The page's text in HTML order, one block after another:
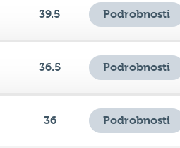
39.5 Podrobnosti
36.5 Podrobnosti
36 Podrobnosti